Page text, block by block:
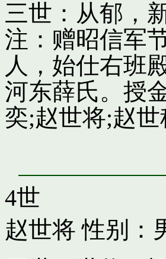
三世：从郁，
注：赠昭信军
人，始仕右班
河东薛氏。授
奕;赵世将;赵
4世
赵世将 性别：